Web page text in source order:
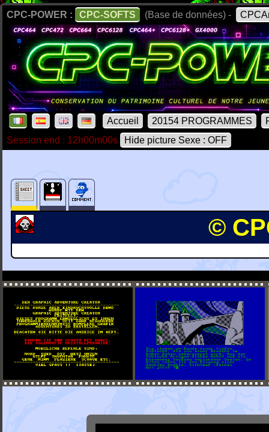
CPC-POWER : CPC-SOFTS (Base de données) -
Accueil 20154 PROGRAMMES
Session end : 12h00m00s
Hide picture Sexe : OFF
©